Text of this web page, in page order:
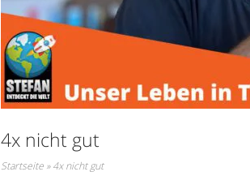
4x nicht gut
Startseite »4x nicht gut